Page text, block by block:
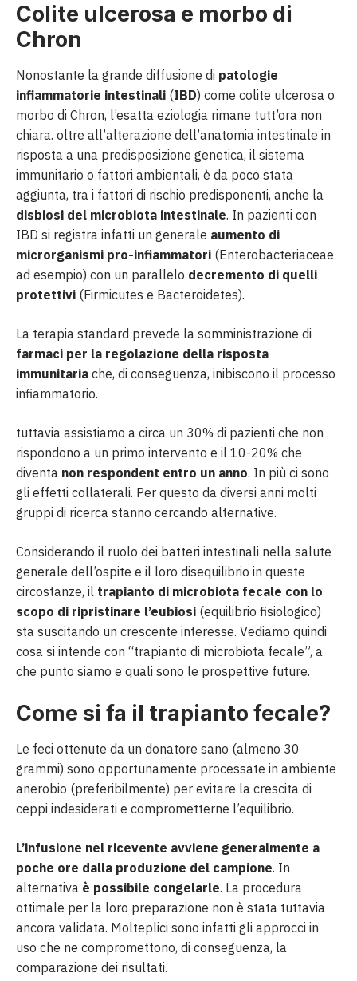
Colite ulcerosa e morbo di
Chron
Nonostante la grande diffusione di patologie
infiammatorie intestinali (IBD) come colite ulcerosa o
morbo di Chron, l’esatta eziologia rimane tutt’ora non
chiara. oltre all’alterazione dell’anatomia intestinale in
risposta a una predisposizione genetica, il sistema
immunitario o fattori ambientali, è da poco stata
aggiunta, tra i fattori di rischio predisponenti, anche la
disbiosi del microbiota intestinale. In pazienti con
IBD si registra infatti un generale aumento di
microrganismi pro-infiammatori (Enterobacteriaceae
ad esempio) con un parallelo decremento di quelli
protettivi (Firmicutes e Bacteroidetes).
La terapia standard prevede la somministrazione di
farmaci per la regolazione della risposta
immunitaria che, di conseguenza, inibiscono il processo
infiammatorio.
tuttavia assistiamo a circa un 30% di pazienti che non
rispondono a un primo intervento e il 10-20% che
diventa non respondent entro un anno. In più ci sono
gli effetti collaterali. Per questo da diversi anni molti
gruppi di ricerca stanno cercando alternative.
Considerando il ruolo dei batteri intestinali nella salute
generale dell’ospite e il loro disequilibrio in queste
circostanze, il trapianto di microbiota fecale con lo
scopo di ripristinare l’eubiosi (equilibrio fisiologico)
sta suscitando un crescente interesse. Vediamo quindi
cosa si intende con “trapianto di microbiota fecale”, a
che punto siamo e quali sono le prospettive future.
Come si fa il trapianto fecale?
Le feci ottenute da un donatore sano (almeno 30
grammi) sono opportunamente processate in ambiente
anerobio (preferibilmente) per evitare la crescita di
ceppi indesiderati e comprometterne l’equilibrio.
L’infusione nel ricevente avviene generalmente a
poche ore dalla produzione del campione. In
alternativa è possibile congelarle. La procedura
ottimale per la loro preparazione non è stata tuttavia
ancora validata. Molteplici sono infatti gli approcci in
uso che ne compromettono, di conseguenza, la
comparazione dei risultati.